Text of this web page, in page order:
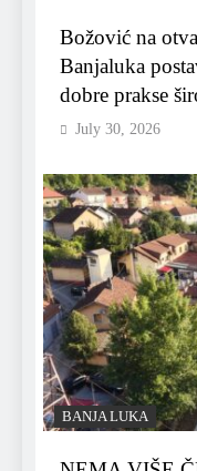
Božović na
Banjaluka
dobre prakse
July 30, 2026
BANJA LUKA